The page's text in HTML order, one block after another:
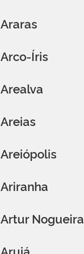
Araras
Arco-Íris
Arealva
Areias
Areiópolis
Ariranha
Artur Nogueira